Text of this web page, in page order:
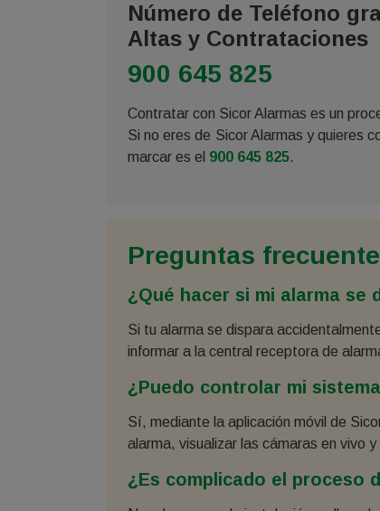
Número de Teléfono
Altas y Contrataciones
900 645 825
Contratar con Sicor Alarmas es un
Si no eres de Sicor Alarmas y quieres
marcar es el 900 645 825.
Preguntas
¿Qué hacer si mi alarma se
Si tu alarma se dispara
informar a la central receptora de
¿Puedo controlar mi
Sí, mediante la aplicación móvil de
alarma, visualizar las cámaras en vivo
¿Es complicado el proceso